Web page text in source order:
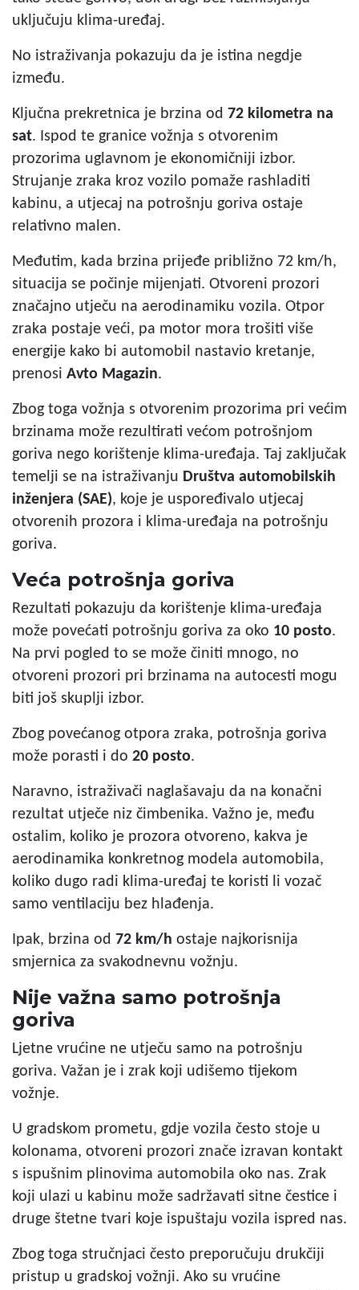
uključuju klima-uređaj.
No istraživanja pokazuju da je istina negdje
između.
Ključna prekretnica je brzina od 72 kilometra na
sat. Ispod te granice vožnja s otvorenim
prozorima uglavnom je ekonomičniji izbor.
Strujanje zraka kroz vozilo pomaže rashladiti
kabinu, a utjecaj na potrošnju goriva ostaje
relativno malen.
Međutim, kada brzina prijeđe približno 72 km/h,
situacija se počinje mijenjati. Otvoreni prozori
značajno utječu na aerodinamiku vozila. Otpor
zraka postaje veći, pa motor mora trošiti više
energije kako bi automobil nastavio kretanje,
prenosi Avto Magazin.
Zbog toga vožnja s otvorenim prozorima pri većim
brzinama može rezultirati većom potrošnjom
goriva nego korištenje klima-uređaja. Taj zaključak
temelji se na istraživanju Društva automobilskih
inženjera (SAE), koje je uspoređivalo utjecaj
otvorenih prozora i klima-uređaja na potrošnju
goriva.
Veća potrošnja goriva
Rezultati pokazuju da korištenje klima-uređaja
može povećati potrošnju goriva za oko 10 posto.
Na prvi pogled to se može činiti mnogo, no
otvoreni prozori pri brzinama na autocesti mogu
biti još skuplji izbor.
Zbog povećanog otpora zraka, potrošnja goriva
može porasti i do 20 posto.
Naravno, istraživači naglašavaju da na konačni
rezultat utječe niz čimbenika. Važno je, među
ostalim, koliko je prozora otvoreno, kakva je
aerodinamika konkretnog modela automobila,
koliko dugo radi klima-uređaj te koristi li vozač
samo ventilaciju bez hlađenja.
Ipak, brzina od 72 km/h ostaje najkorisnija
smjernica za svakodnevnu vožnju.
Nije važna samo potrošnja
goriva
Ljetne vrućine ne utječu samo na potrošnju
goriva. Važan je i zrak koji udišemo tijekom
vožnje.
U gradskom prometu, gdje vozila često stoje u
kolonama, otvoreni prozori znače izravan kontakt
s ispušnim plinovima automobila oko nas. Zrak
koji ulazi u kabinu može sadržavati sitne čestice i
druge štetne tvari koje ispuštaju vozila ispred nas.
Zbog toga stručnjaci često preporučuju drukčiji
pristup u gradskoj vožnji. Ako su vrućine